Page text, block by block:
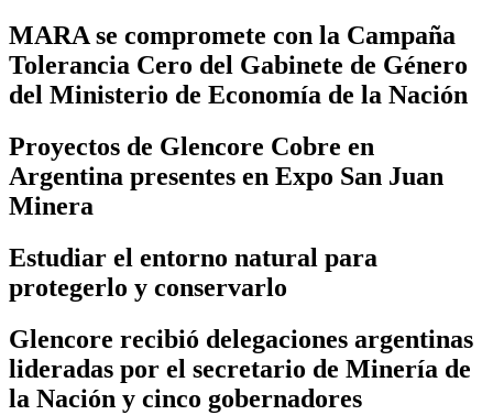
MARA se compromete con la Campaña
Tolerancia Cero del Gabinete de Género
del Ministerio de Economía de la Nación
Proyectos de Glencore Cobre en
Argentina presentes en Expo San Juan
Minera
Estudiar el entorno natural para
protegerlo y conservarlo
Glencore recibió delegaciones argentinas
lideradas por el secretario de Minería de
la Nación y cinco gobernadores